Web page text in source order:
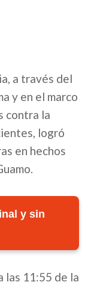
a través del
y en el marco
contra la
logró
en hechos
y sin
las 11:55 de la